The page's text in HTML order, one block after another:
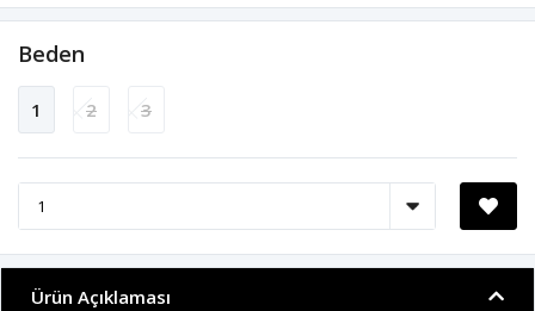
Beden
1 2 3
Ürün Açıklaması